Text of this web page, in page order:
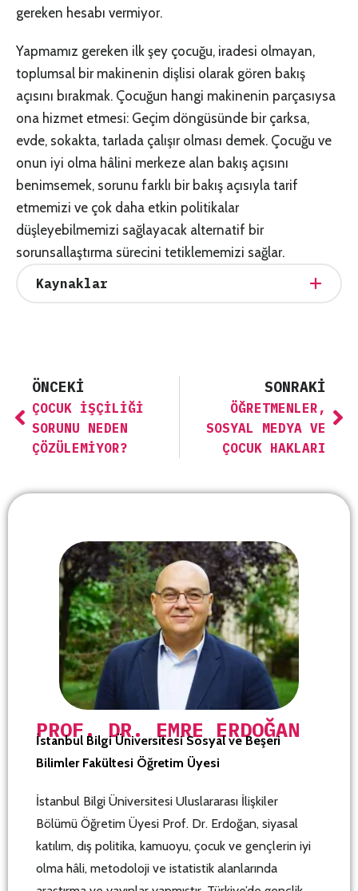
gereken hesabı vermiyor.
Yapmamız gereken ilk şey çocuğu, iradesi olmayan,
toplumsal bir makinenin dişlisi olarak gören bakış
açısını bırakmak. Çocuğun hangi makinenin parçasıysa
ona hizmet etmesi: Geçim döngüsünde bir çarksa,
evde, sokakta, tarlada çalışır olması demek. Çocuğu ve
onun iyi olma hâlini merkeze alan bakış açısını
benimsemek, sorunu farklı bir bakış açısıyla tarif
etmemizi ve çok daha etkin politikalar
düşleyebilmemizi sağlayacak alternatif bir
sorunsallaştırma sürecini tetiklememizi sağlar.
Kaynaklar
ÖNCEKI
ÇOCUK İŞÇILIĞI
SORUNU NEDEN
ÇÖZÜLEMIYOR?
SONRAKI
ÖĞRETMENLER,
SOSYAL MEDYA VE
ÇOCUK HAKLARI
PROF. DR. EMRE ERDOĞAN
İstanbul Bilgi Üniversitesi Sosyal ve Beşeri
Bilimler Fakültesi Öğretim Üyesi
İstanbul Bilgi Üniversitesi Uluslararası İlişkiler
Bölümü Öğretim Üyesi Prof. Dr. Erdoğan, siyasal
katılım, dış politika, kamuoyu, çocuk ve gençlerin iyi
olma hâli, metodoloji ve istatistik alanlarında